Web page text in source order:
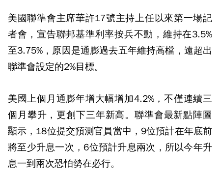
美國聯準會主席華許17號主持上任以來第一場記
者會，宣告聯邦基準利率按兵不動，維持在3.5%
至3.75%，原因是通膨過去五年維持高檔，遠超出
聯準會設定的2%目標。
美國上個月通膨年增大幅增加4.2%，不僅連續三
個月攀升，更創下三年新高。聯準會最新點陣圖
顯示，18位提交預測官員當中，9位預計在年底前
將至少升息一次，6位預計升息兩次，所以今年升
息一到兩次恐怕勢在必行。